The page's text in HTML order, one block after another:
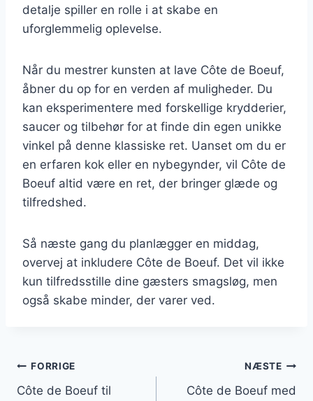
detalje spiller en rolle i at skabe en
uforglemmelig oplevelse.
Når du mestrer kunsten at lave Côte de Boeuf,
åbner du op for en verden af muligheder. Du
kan eksperimentere med forskellige krydderier,
saucer og tilbehør for at finde din egen unikke
vinkel på denne klassiske ret. Uanset om du er
en erfaren kok eller en nybegynder, vil Côte de
Boeuf altid være en ret, der bringer glæde og
tilfredshed.
Så næste gang du planlægger en middag,
overvej at inkludere Côte de Boeuf. Det vil ikke
kun tilfredsstille dine gæsters smagsløg, men
også skabe minder, der varer ved.
Indlægsnavigation
FORRIGE
Côte de Boeuf til
NÆSTE
Côte de Boeuf med